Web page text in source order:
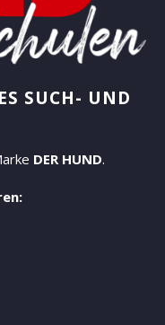
SUCH- UND B
DER HUND.